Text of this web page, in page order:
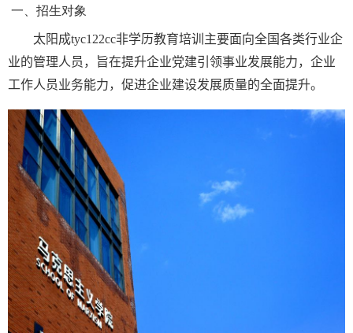
一、招生对象‌
太阳成tyc122cc非学历教育培训主要面向全国各类行业企
业的管理人员 ，旨在提升企业党建引领事业发展能力，企业
工作人员业务能力，促进企业建设发展质量的全面提升。